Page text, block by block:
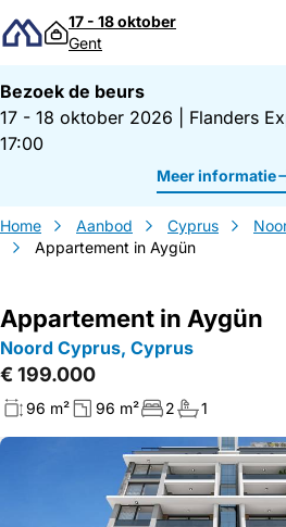
Direct naar inhoud
17 - 18 oktober
Gent
Bezoek de beurs
17 - 18 oktober 2026
Flanders
17:00
Meer informatie
Home Aanbod Cyprus
Appartement in Aygün
Appartement in Aygün
Noord Cyprus, Cyprus
€ 199.000
96 m² 96 m² 2 1